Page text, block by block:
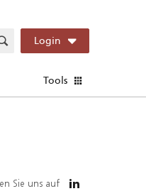
Login
Tools
Sie uns auf